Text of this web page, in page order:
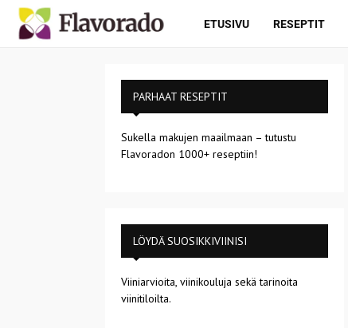
ETUSIVU RESEPTIT
PARHAAT RESEPTIT
Sukella makujen maailmaan – tutustu
Flavoradon 1000+ reseptiin!
LÖYDÄ SUOSIKKIVIINISI
Viiniarvioita, viinikouluja sekä tarinoita
viinitiloilta.